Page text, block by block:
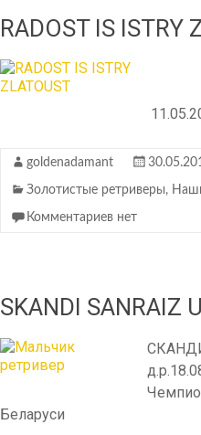
RADOST IS ISTRY
goldenadamant
Золотистые ретриверы,
Комментариев нет
SKANDI SANRAIZ
Беларуси